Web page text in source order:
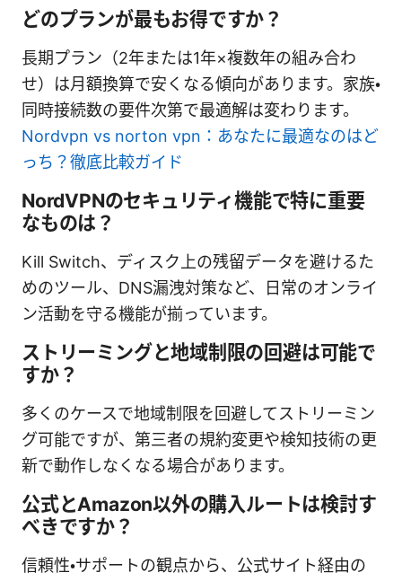
どのプランが最もお得ですか？
長期プラン（2年または1年×複数年の組み合わ
せ）は月額換算で安くなる傾向があります。家族・
同時接続数の要件次第で最適解は変わります。
Nordvpn vs norton vpn：あなたに最適なのはど
っち？徹底比較ガイド
NordVPNのセキュリティ機能で特に重要
なものは？
Kill Switch、ディスク上の残留データを避けるた
めのツール、DNS漏洩対策など、日常のオンライ
ン活動を守る機能が揃っています。
ストリーミングと地域制限の回避は可能で
すか？
多くのケースで地域制限を回避してストリーミン
グ可能ですが、第三者の規約変更や検知技術の更
新で動作しなくなる場合があります。
公式とAmazon以外の購入ルートは検討す
べきですか？
信頼性・サポートの観点から、公式サイト経由の